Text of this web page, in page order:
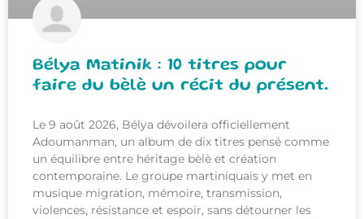
Bélya Matinik : 10 titres pour
faire du bèlè un récit du présent.
Le 9 août 2026, Bélya dévoilera officiellement
Adoumanman, un album de dix titres pensé comme
un équilibre entre héritage bèlè et création
contemporaine. Le groupe martiniquais y met en
musique migration, mémoire, transmission,
violences, résistance et espoir, sans détourner les